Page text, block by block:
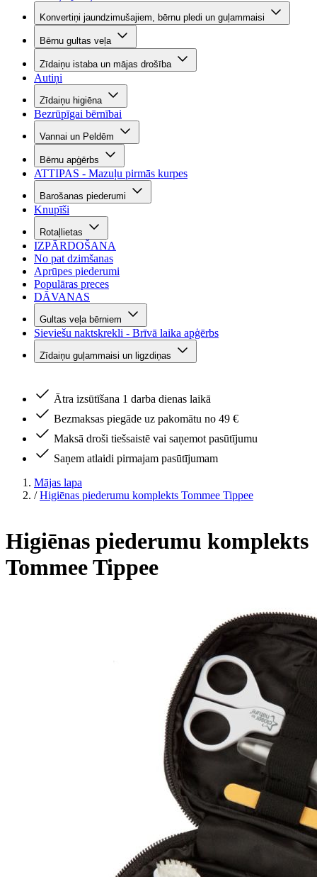
Konvertiņi jaundzimušajiem, bērnu pledi un guļammaisi
Bērnu gultas veļa
Zīdaiņu istaba un mājas drošība
Autiņi
Zīdaiņu higiēna
Bezrūpīgai bērnībai
Vannai un Peldēm
Bērnu apģērbs
ATTIPAS - Mazuļu pirmās kurpes
Barošanas piederumi
Knupīši
Rotaļlietas
IZPĀRDOŠANA
No pat dzimšanas
Aprūpes piederumi
Populāras preces
DĀVANAS
Gultas veļa bērniem
Sieviešu naktskrekli - Brīvā laika apģērbs
Zīdaiņu guļammaisi un ligzdiņas
Ātra izsūtīšana 1 darba dienas laikā
Bezmaksas piegāde uz pakomātu no 49 €
Maksā droši tiešsaistē vai saņemot pasūtījumu
Saņem atlaidi pirmajam pasūtījumam
Mājas lapa
/ Higiēnas piederumu komplekts Tommee Tippee
Higiēnas piederumu komplekts
Tommee Tippee